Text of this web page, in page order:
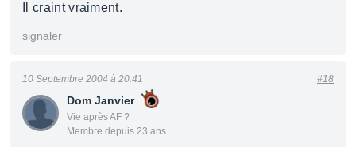
Il craint vraiment.
signaler
Dom Janvier
Vie après AF ?
Membre depuis 23 ans
10 Septembre 2004 à 20:41 #18